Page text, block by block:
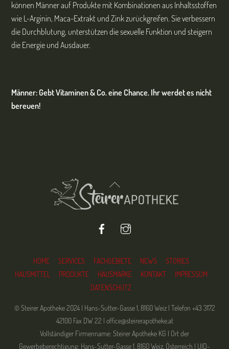
können Männer auf Produkte mit Kombinationen aus Inhaltsstoffen
wie L-Arginin, Maca-Extrakt und Zink zurückgreifen. Sie verbessern
die Durchblutung, unterstützen die sexuelle Funktion und steigern
die Energie und Ausdauer.
Männer: Gebt Vitaminen & Co. eine Chance. Ihr werdet es nicht
bereuen!
Back
To
Facebook
HOME SERVICES FACHGEBIETE NEWS
STORIES
HAUSMITTEL
PRODUKTE HAUSMARKE KONTAKT
IMPRESSUM
DATENSCHUTZ
© Steirer Apotheke 2024 | Hans-Sutter-Gasse 1, 8160 Weiz | Telefon +43 3172
42100 Fax DW 22 | office@steirerapotheke.at
Vollständiger Firmenname: Steirer Apotheke KG | Ort der
Gewerbeberechtigung: Hans-Sutter-Gasse 1, 8160 Weiz, Österreich | UID-